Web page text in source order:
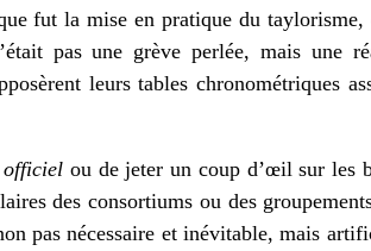
fut la mise en pratique du taylorisme,
pas une grève perlée, mais une
leurs tables chronométriques
ou de jeter un coup d’œil sur les
des consortiums ou des
pas nécessaire et inévitable, mais